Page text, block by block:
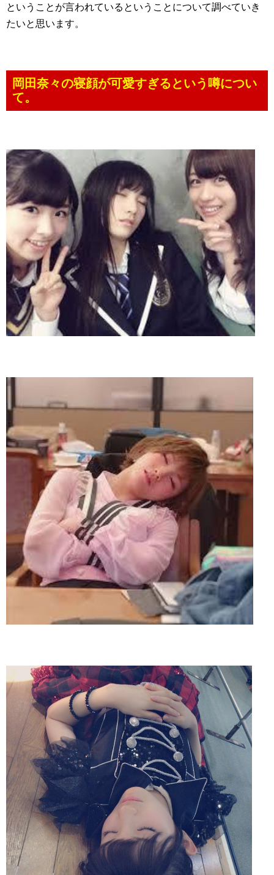
ということが言われているということについて調べていき
たいと思います。
岡田奈々の寝顔が可愛すぎるという噂につい
て。